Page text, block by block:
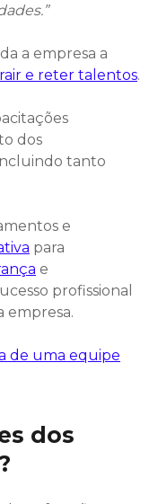
a empresa a
e reter talentos.
dos
tanto
e
para
e
profissional
empresa.
de uma equipe
dos